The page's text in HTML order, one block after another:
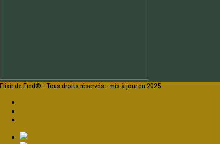
Elixir de Fred® - Tous droits réservés - mis à jour en 2025